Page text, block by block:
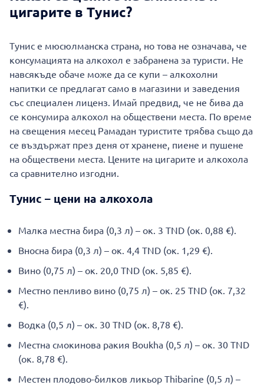
цигарите в Тунис?
Тунис е мюсюлманска страна, но това не означава, че
консумацията на алкохол е забранена за туристи. Не
навсякъде обаче може да се купи – алкохолни
напитки се предлагат само в магазини и заведения
със специален лиценз. Имай предвид, че не бива да
се консумира алкохол на обществени места. По време
на свещения месец Рамадан туристите трябва също да
се въздържат през деня от хранене, пиене и пушене
на обществени места. Цените на цигарите и алкохола
са сравнително изгодни.
Тунис – цени на алкохола
Малка местна бира (0,3 л) – ок. 3 TND (ок. 0,88 €).
Вносна бира (0,3 л) – ок. 4,4 TND (ок. 1,29 €).
Вино (0,75 л) – ок. 20,0 TND (ок. 5,85 €).
Местно пенливо вино (0,75 л) – ок. 25 TND (ок. 7,32
€).
Водка (0,5 л) – ок. 30 TND (ок. 8,78 €).
Местна смокинова ракия Boukha (0,5 л) – ок. 30 TND
(ок. 8,78 €).
Местен плодово-билков ликьор Thibarine (0,5 л) –